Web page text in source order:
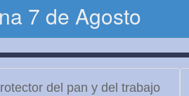
7 de Agosto
del pan y del trabajo